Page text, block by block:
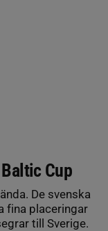
Cup
De svenska
fina placeringar
till Sverige.